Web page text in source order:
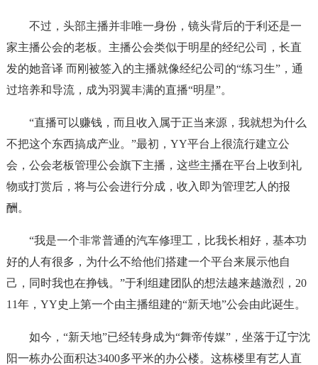
不过，头部主播并非唯一身份，镜头背后的于利还是一
家主播公会的老板。主播公会类似于明星的经纪公司，长直
发的她音译 而刚被签入的主播就像经纪公司的“练习生”，通
过培养和导流，成为羽翼丰满的直播“明星”。
“直播可以赚钱，而且收入属于正当来源，我就想为什么
不把这个东西搞成产业。”最初，YY平台上很流行建立公
会，公会老板管理公会旗下主播，这些主播在平台上收到礼
物或打赏后，将与公会进行分成，收入即为管理艺人的报
酬。
“我是一个非常普通的汽车修理工，比我长相好，基本功
好的人有很多，为什么不给他们搭建一个平台来展示他自
己，同时我也在挣钱。”于利组建团队的想法越来越激烈，20
11年，YY史上第一个由主播组建的“新天地”公会由此诞生。
如今，“新天地”已经转身成为“舞帝传媒”，坐落于辽宁沈
阳一栋办公面积达3400多平米的办公楼。这栋楼里有艺人直